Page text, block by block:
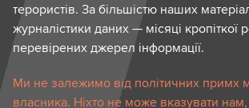
участі у фейкових
референдумах або
результатів виборів у
проросійські заяви,
терористів. За більшістю наших
журналістики даних — місяці кропіткої
перевірених джерел інформації.
Ми не залежимо від політичних примх
власника. Ніхто не може вказувати